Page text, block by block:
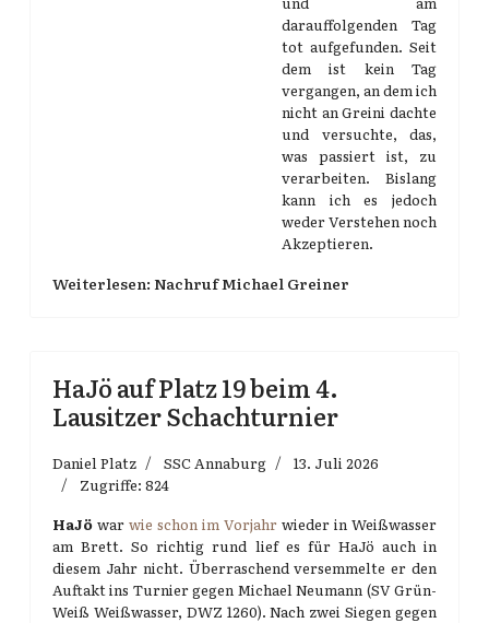
darauffolgenden Tag
tot aufgefunden. Seit
dem ist kein Tag
vergangen, an dem ich
nicht an Greini dachte
und versuchte, das,
was passiert ist, zu
verarbeiten. Bislang
kann ich es jedoch
weder Verstehen noch
Akzeptieren.
Weiterlesen: Nachruf Michael Greiner
HaJö auf Platz 19 beim 4.
Lausitzer Schachturnier
Daniel Platz SSC Annaburg
13. Juli 2026
Zugriffe: 824
HaJö war wie schon im Vorjahr wieder in Weißwasser
am Brett. So richtig rund lief es für HaJö auch in
diesem Jahr nicht. Überraschend versemmelte er den
Auftakt ins Turnier gegen Michael Neumann (SV Grün-
Weiß Weißwasser, DWZ 1260). Nach zwei Siegen gegen